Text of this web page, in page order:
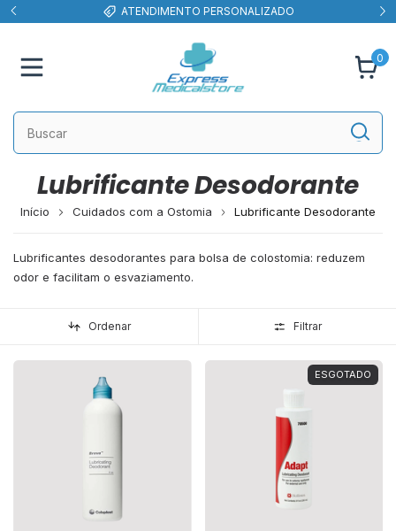
ATENDIMENTO PERSONALIZADO
0
Lubrificante Desodorante
Início Cuidados com a Ostomia Lubrificante Desodorante
Lubrificantes desodorantes para bolsa de colostomia: reduzem
odor e facilitam o esvaziamento.
Ordenar Filtrar
ESGOTADO